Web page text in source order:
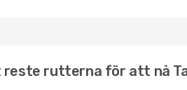
reste rutterna för att nå